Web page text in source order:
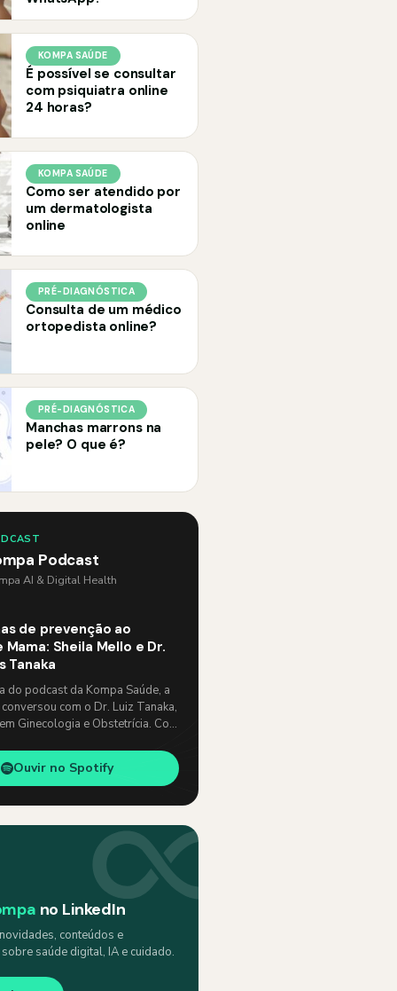
KOMPA SAÚDE
É possível se consultar
com psiquiatra online
24 horas?
KOMPA SAÚDE
Como ser atendido por
um dermatologista
online
PRÉ-DIAGNÓSTICA
Consulta de um médico
ortopedista online?
PRÉ-DIAGNÓSTICA
Manchas marrons na
pele? O que é?
Podcast
AI & Digital Health
de prevenção ao
Mama: Sheila Mello e Dr.
Tanaka
do podcast da Kompa Saúde, a
com o Dr. Luiz Tanaka,
Ginecologia e Obstetrícia. Com
Ouvir no Spotify
no LinkedIn
conteúdos e
saúde digital, IA e cuidado.